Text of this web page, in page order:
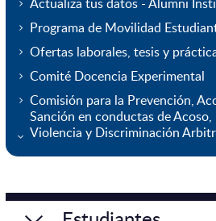
Programa de Movilidad
Ofertas laborales, tesis y
Comité Docencia Experimental
Comisión para la Prevención,
Sanción en conductas de
Violencia y Discriminación